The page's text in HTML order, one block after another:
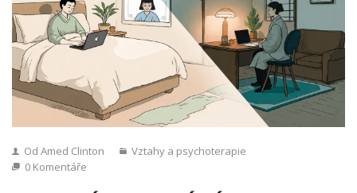
Od Amed Clinton
Vztahy a psychoterapie
0 Komentáře